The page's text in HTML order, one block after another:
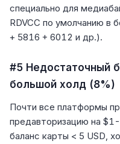
специально для
RDVCC по умолчанию в
+ 5816 + 6012 и др.).
#5 Недостаточный
большой холд (8%)
Почти все платформы
предавторизацию на
баланс карты < 5 USD,